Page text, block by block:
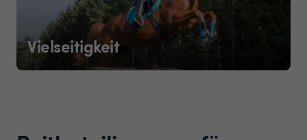
Vielseitigkeit